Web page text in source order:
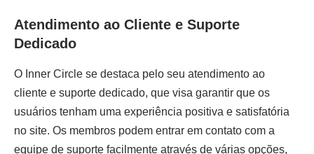
Atendimento ao Cliente e Suporte
Dedicado
O Inner Circle se destaca pelo seu atendimento ao
cliente e suporte dedicado, que visa garantir que os
usuários tenham uma experiência positiva e satisfatória
no site. Os membros podem entrar em contato com a
equipe de suporte facilmente através de várias opções,